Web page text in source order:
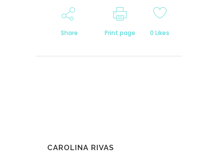
Share Print page 0 Likes
CAROLINA RIVAS